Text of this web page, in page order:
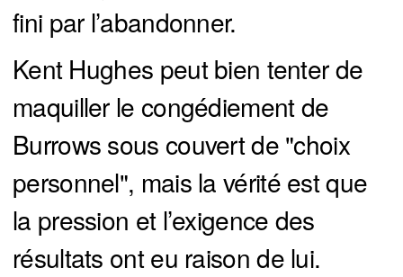
fini par l’abandonner.
Kent Hughes peut bien tenter de
maquiller le congédiement de
Burrows sous couvert de "choix
personnel", mais la vérité est que
la pression et l’exigence des
résultats ont eu raison de lui.